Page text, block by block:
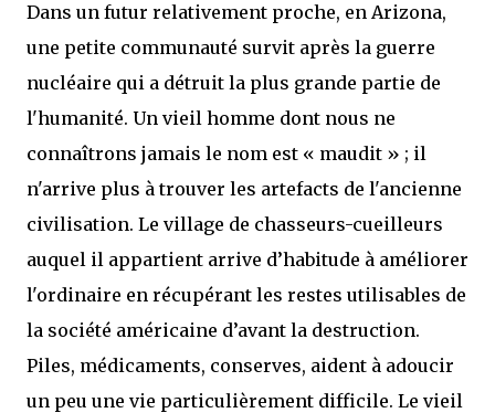
Dans un futur relativement proche, en Arizona,
une petite communauté survit après la guerre
nucléaire qui a détruit la plus grande partie de
l'humanité. Un vieil homme dont nous ne
connaîtrons jamais le nom est « maudit » ; il
n'arrive plus à trouver les artefacts de l'ancienne
civilisation. Le village de chasseurs-cueilleurs
auquel il appartient arrive d’habitude à améliorer
l'ordinaire en récupérant les restes utilisables de
la société américaine d’avant la destruction.
Piles, médicaments, conserves, aident à adoucir
un peu une vie particulièrement difficile. Le vieil